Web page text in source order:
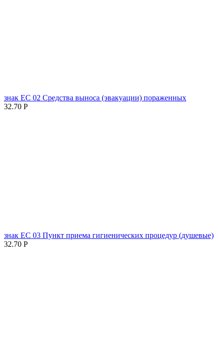
знак ЕC 02 Средства выноса (эвакуации) пораженных
32.70 Р
знак ЕC 03 Пункт приема гигиенических процедур (душевые)
32.70 Р